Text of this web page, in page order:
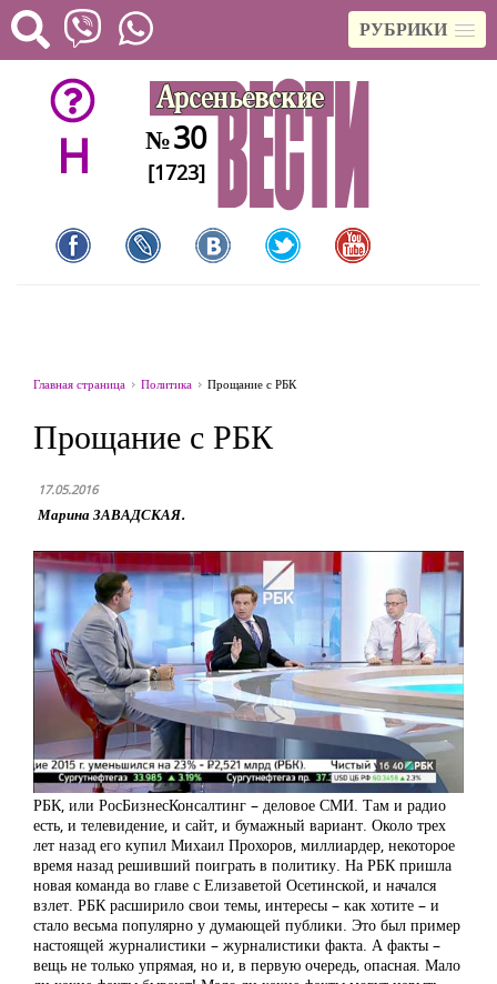
РУБРИКИ
H №30
[1723]
Главная страница Политика Прощание с РБК
Прощание с РБК
17.05.2016
Марина ЗАВАДСКАЯ.
РБК, или РосБизнесКонсалтинг – деловое СМИ. Там и радио
есть, и телевидение, и сайт, и бумажный вариант. Около трех
лет назад его купил Михаил Прохоров, миллиардер, некоторое
время назад решивший поиграть в политику. На РБК пришла
новая команда во главе с Елизаветой Осетинской, и начался
взлет. РБК расширило свои темы, интересы – как хотите – и
стало весьма популярно у думающей публики. Это был пример
настоящей журналистики – журналистики факта. А факты –
вещь не только упрямая, но и, в первую очередь, опасная. Мало